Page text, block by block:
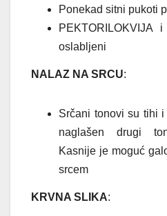
Ponekad sitni pukoti
PEKTORILOKVIJA
oslabljeni
NALAZ NA SRCU:
Srčani tonovi su tihi
naglašen drugi
Kasnije je moguć
srcem
KRVNA SLIKA: